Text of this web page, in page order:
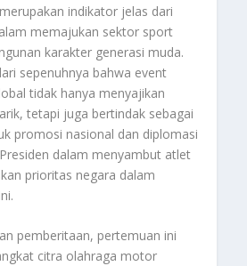
indikator jelas dari
memajukan sektor sport
karakter generasi muda.
sepenuhnya bahwa event
tidak hanya menyajikan
tetapi juga bertindak sebagai
promosi nasional dan diplomasi
dalam menyambut atlet
prioritas negara dalam
pemberitaan, pertemuan ini
citra olahraga motor